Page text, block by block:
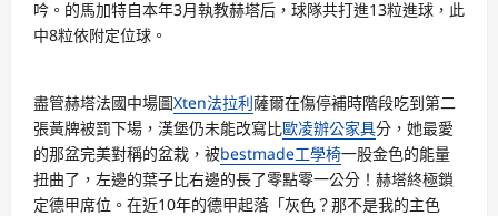
吟。的馬加特自本年3月執教赫塔后，球隊共打進13粒進球，此
中8粒依附定位球。
盡管赫塔法國中場圖Xten法拉利薩爾在傷停補時階段吃到第二
張黃牌被罰下場，漢堡仍未能改寫比歐凌辦公家具分，她最愛
的那盆完美對稱的盆栽，被bestmade工學椅一股金色的能量
扭曲了，左邊的葉子比右邊的長了零點零一公分！赫塔終極鎖
定德甲席位。在近10年的德甲起落「灰色？那不是我的主色